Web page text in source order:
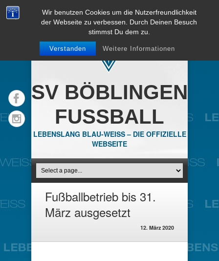
Wir benutzen Cookies um die Nutzerfreundlichkeit
der Webseite zu verbessen. Durch Deinen Besuch
stimmst Du dem zu.
Verstanden Weitere Informationen
SV BÖBLINGEN
FUSSBALL
LEBENSLANG BLAU-WEISS – DIE OFFIZIELLE
WEBSEITE
Fußballbetrieb bis 31.
März ausgesetzt
12. März 2020